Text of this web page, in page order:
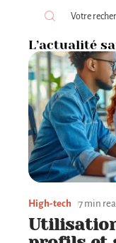
L’actualité
High-tech 7 min